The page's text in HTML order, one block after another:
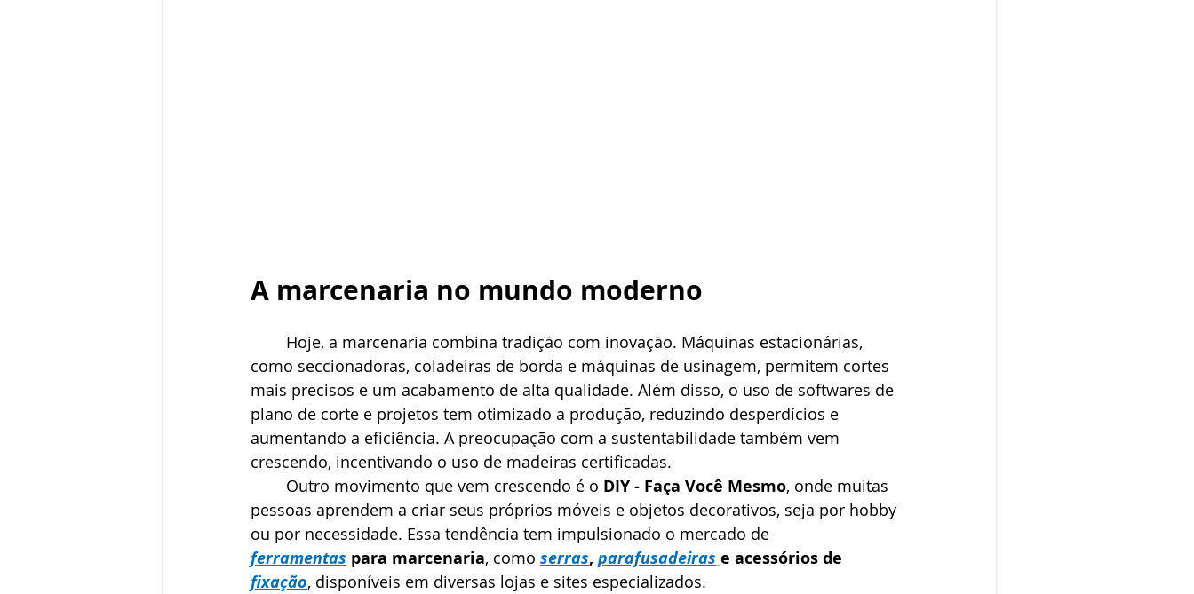
A marcenaria no mundo moderno
como seccionadoras, coladeiras de borda e máquinas de usinagem, permitem cortes
mais precisos e um acabamento de alta qualidade. Além disso, o uso de softwares de
plano de corte e projetos tem otimizado a produção, reduzindo desperdícios e
aumentando a eficiência. A preocupação com a sustentabilidade também vem
crescendo, incentivando o uso de madeiras certificadas.
	Outro movimento que vem crescendo é o
DIY - Faça Você Mesmo, onde muitas
pessoas aprendem a criar seus próprios móveis e objetos decorativos, seja por hobby
ou por necessidade. Essa tendência tem impulsionado o mercado de
ferramentas para marcenaria, como serras, parafusadeiras e acessórios de
fixação, disponíveis em diversas lojas e sites especializados.